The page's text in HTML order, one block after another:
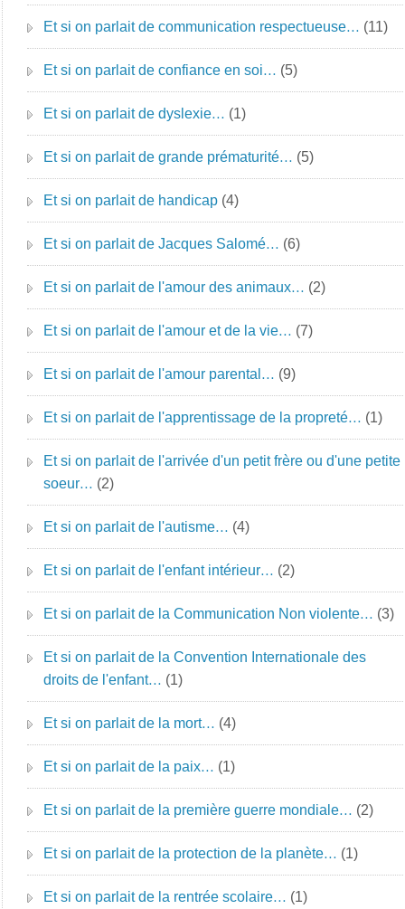
Et si on parlait de communication respectueuse… (11)
Et si on parlait de confiance en soi… (5)
Et si on parlait de dyslexie… (1)
Et si on parlait de grande prématurité… (5)
Et si on parlait de handicap (4)
Et si on parlait de Jacques Salomé… (6)
Et si on parlait de l'amour des animaux… (2)
Et si on parlait de l'amour et de la vie… (7)
Et si on parlait de l'amour parental… (9)
Et si on parlait de l'apprentissage de la propreté… (1)
Et si on parlait de l'arrivée d'un petit frère ou d'une petite
soeur… (2)
Et si on parlait de l'autisme… (4)
Et si on parlait de l'enfant intérieur… (2)
Et si on parlait de la Communication Non violente… (3)
Et si on parlait de la Convention Internationale des
droits de l'enfant… (1)
Et si on parlait de la mort… (4)
Et si on parlait de la paix… (1)
Et si on parlait de la première guerre mondiale… (2)
Et si on parlait de la protection de la planète… (1)
Et si on parlait de la rentrée scolaire… (1)